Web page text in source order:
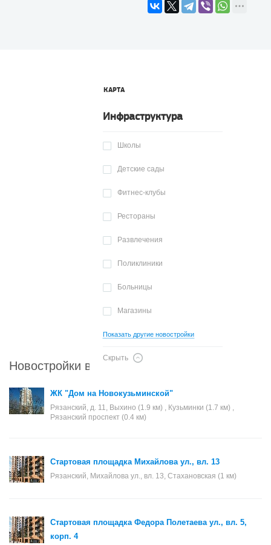
КАРТА
Инфраструктура
Школы
Детские сады
Фитнес-клубы
Рестораны
Развлечения
Поликлиники
Больницы
Магазины
Показать другие новостройки
Скрыть
Новостройки в районе Рязанский
ЖК "Дом на Новокузьминской"
Рязанский, д. 11, Выхино (1.9 км) , Кузьминки (1.7 км) ,
Рязанский проспект (0.4 км)
Стартовая площадка Михайлова ул., вл. 13
Рязанский, Михайлова ул., вл. 13, Стахановская (1 км)
Стартовая площадка Федора Полетаева ул., вл. 5,
корп. 4